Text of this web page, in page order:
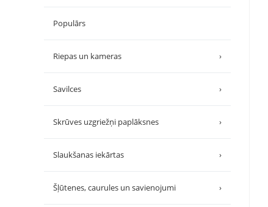
Populārs
Riepas un kameras ›
Savilces ›
Skrūves uzgriežņi paplāksnes ›
Slaukšanas iekārtas ›
Šļūtenes, caurules un savienojumi ›